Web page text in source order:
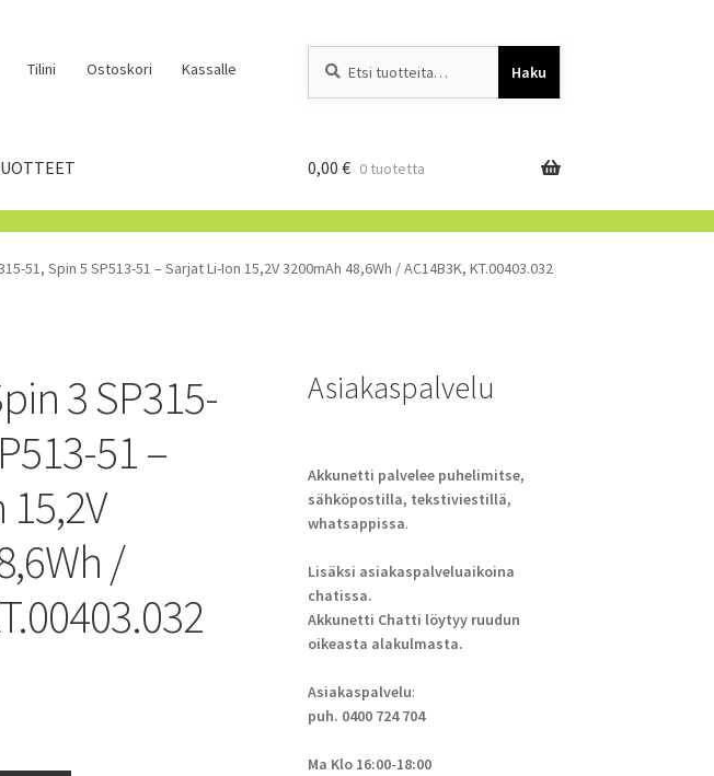
Tilini Ostoskori Kassalle Haku
0,00 € 0 tuotetta
51, Spin 5 SP513-51 – Sarjat Li-Ion 15,2V 3200mAh 48,6Wh / AC14B3K, KT.00403.032
3 SP315-
51 –
/
Asiakaspalvelu
Akkunetti palvelee puhelimitse,
sähköpostilla, tekstiviestillä,
whatsappissa.
Lisäksi asiakaspalveluaikoina
chatissa.
Akkunetti Chatti löytyy ruudun
oikeasta alakulmasta.
Asiakaspalvelu:
puh. 0400 724 704
Ma Klo 16:00-18:00